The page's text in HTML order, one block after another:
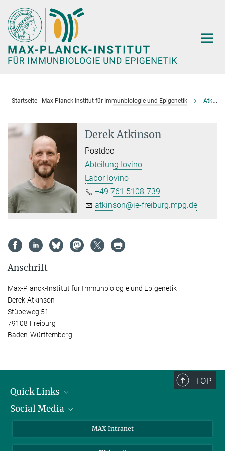
Hauptinhalt
Startseite - Max-Planck-Institut für Immunbiologie und Epigenetik Atkinson, Derek
Derek Atkinson
Postdoc
Abteilung Iovino
Labor Iovino
+49 761 5108-739
atkinson@ie-freiburg.mpg.de
Anschrift
Max-Planck-Institut für Immunbiologie und Epigenetik
Derek Atkinson
Stübeweg 51
79108 Freiburg
Baden-Württemberg
TOP
Quick Links
Forschungsgruppen
Social Media
MAX Intranet